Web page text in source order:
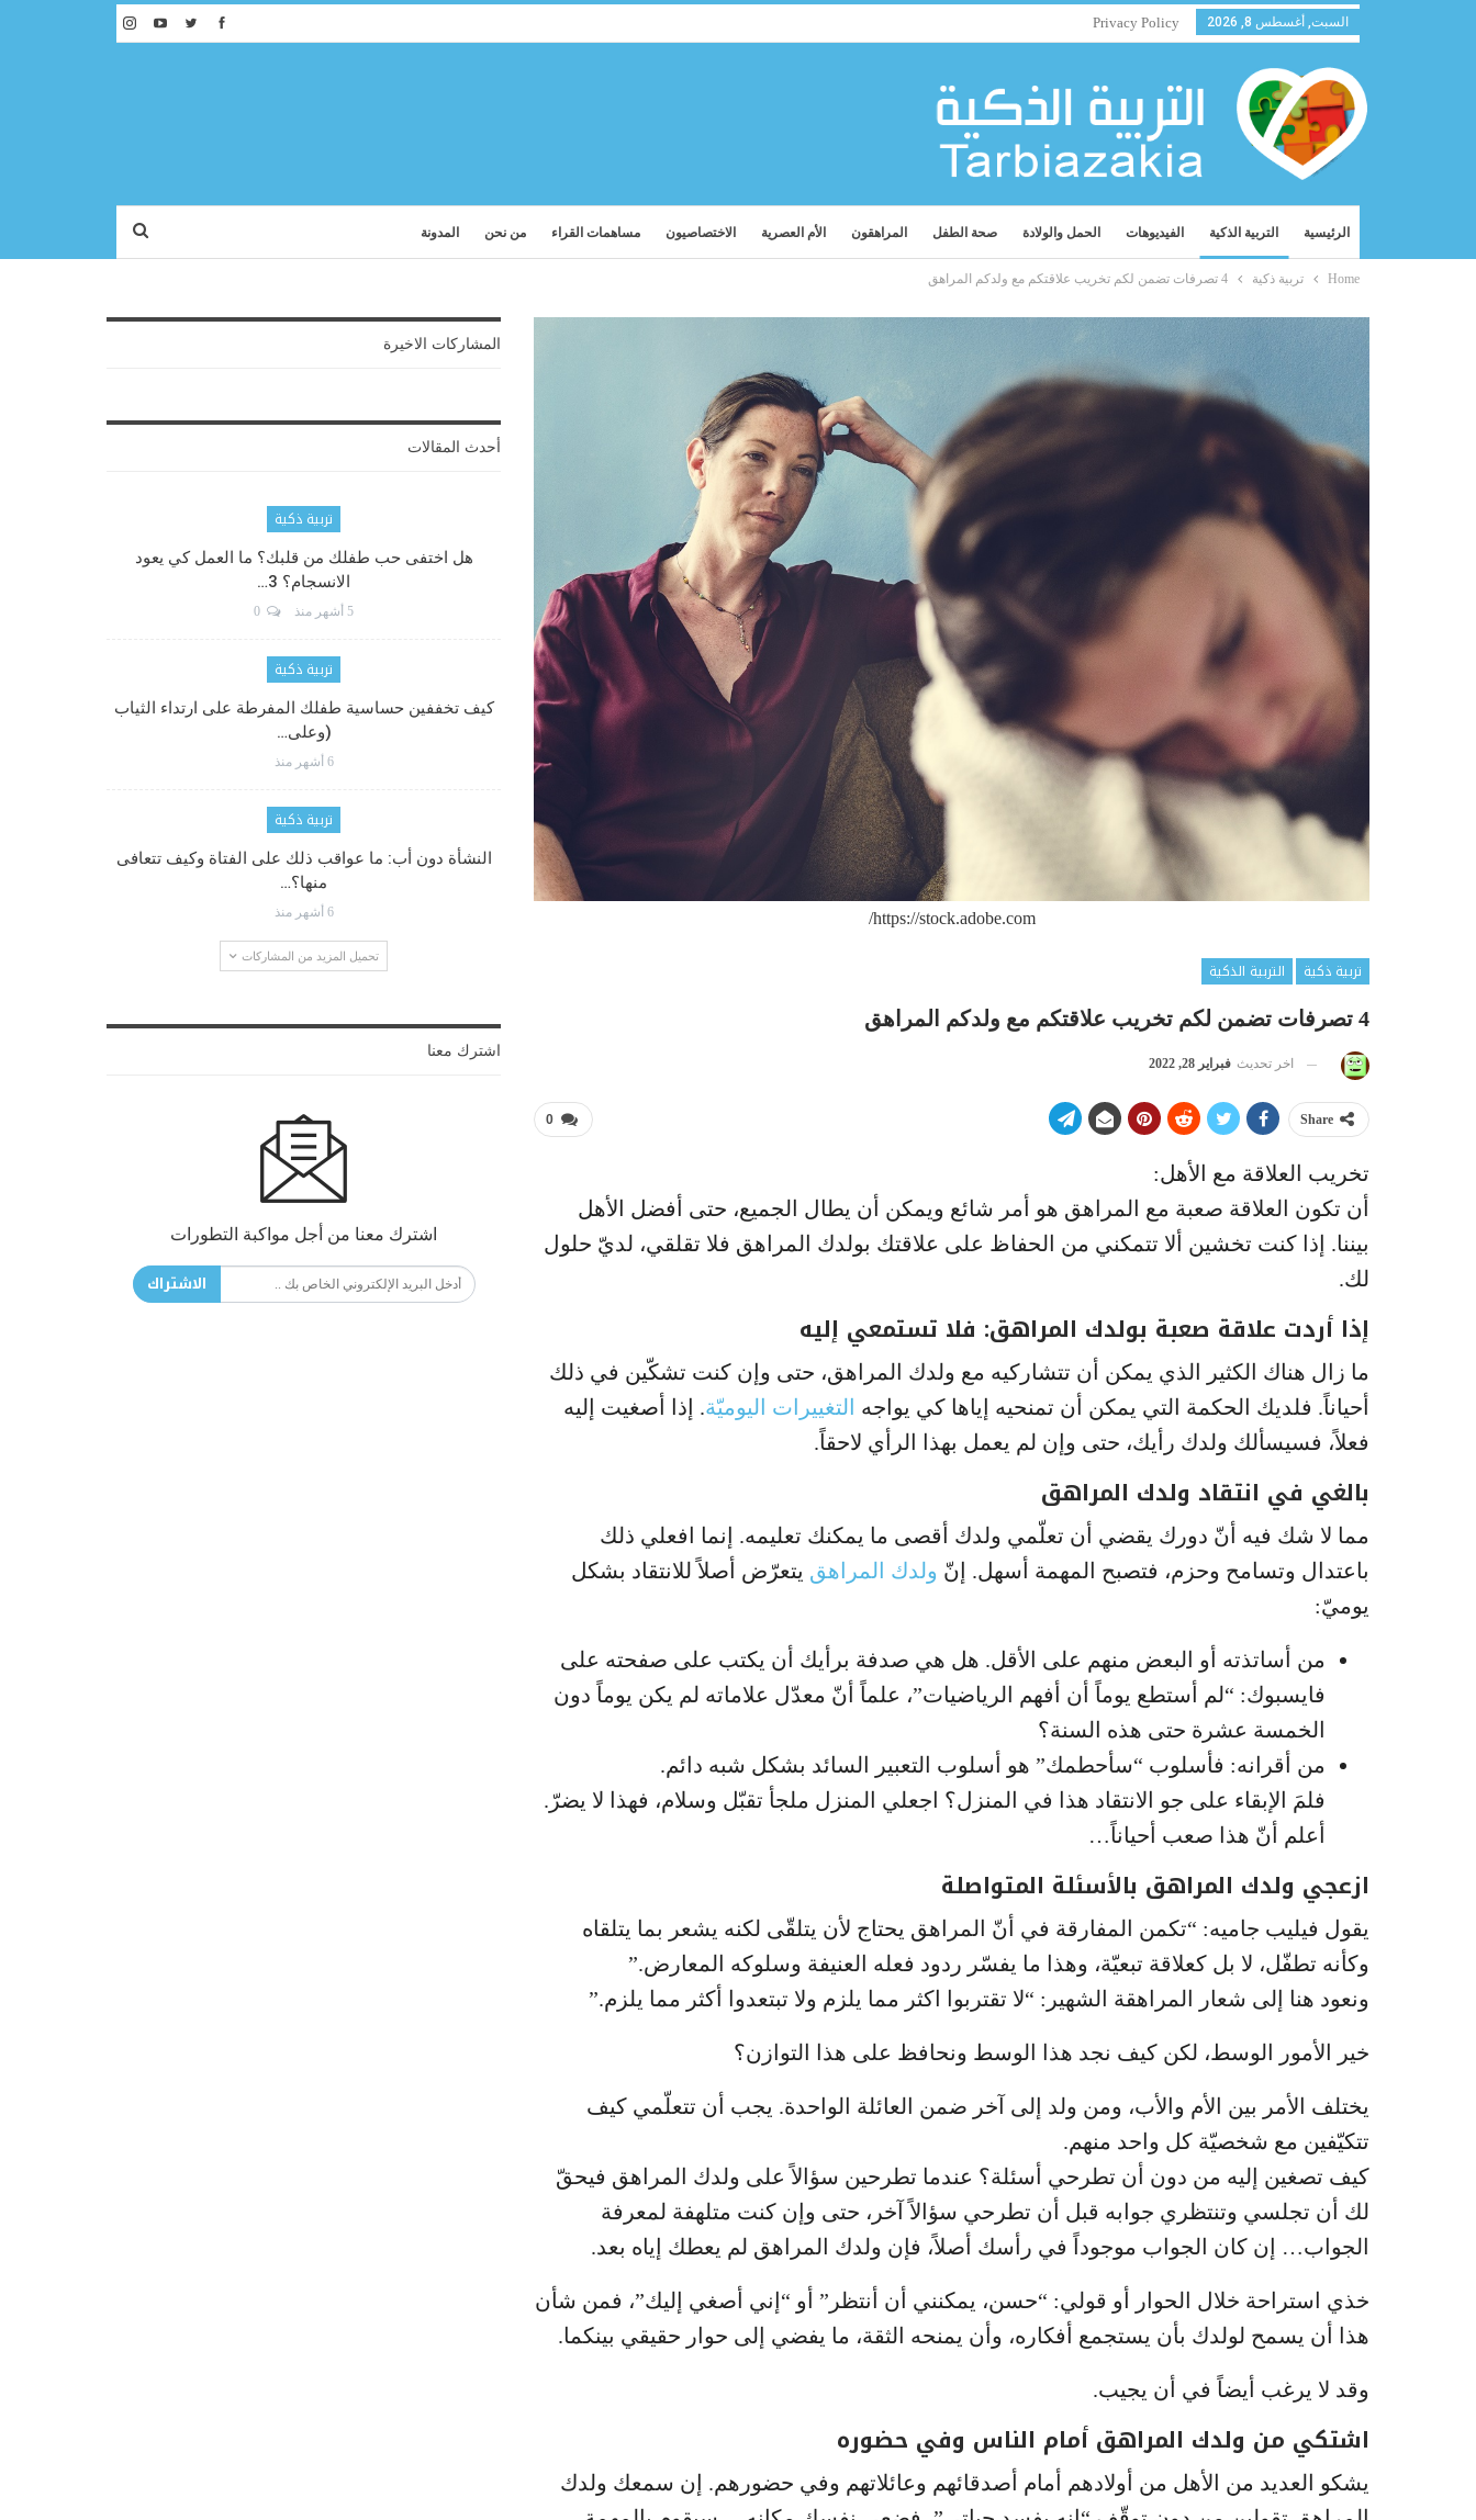
السبت, أغسطس 8, 2026 Privacy Policy
الرئيسية التربية الذكية الفيديوهات الحمل والولادة صحة الطفل المراهقون الأم العصرية الاختصاصيون مساهمات القراء من نحن المدونة
Home تربية ذكية 4 تصرفات تضمن لكم تخريب علاقتكم مع ولدكم المراهق
https://stock.adobe.com/
تربية ذكية
التربية الذكية
4 تصرفات تضمن لكم تخريب علاقتكم مع ولدكم المراهق
اخر تحديث فبراير 28, 2022
0 Share
تخريب العلاقة مع الأهل:
أن تكون العلاقة صعبة مع المراهق هو أمر شائع ويمكن أن يطال الجميع، حتى أفضل الأهل
بيننا. إذا كنت تخشين ألا تتمكني من الحفاظ على علاقتك بولدك المراهق فلا تقلقي، لديّ حلول
لك.
إذا أردت علاقة صعبة بولدك المراهق: فلا تستمعي إليه
ما زال هناك الكثير الذي يمكن أن تتشاركيه مع ولدك المراهق، حتى وإن كنت تشكّين في ذلك
أحياناً. فلديك الحكمة التي يمكن أن تمنحيه إياها كي يواجه التغييرات اليوميّة. إذا أصغيت إليه
فعلاً، فسيسألك ولدك رأيك، حتى وإن لم يعمل بهذا الرأي لاحقاً.
بالغي في انتقاد ولدك المراهق
مما لا شك فيه أنّ دورك يقضي أن تعلّمي ولدك أقصى ما يمكنك تعليمه. إنما افعلي ذلك
باعتدال وتسامح وحزم، فتصبح المهمة أسهل. إنّ ولدك المراهق يتعرّض أصلاً للانتقاد بشكل
يوميّ:
من أساتذته أو البعض منهم على الأقل. هل هي صدفة برأيك أن يكتب على صفحته على
فايسبوك: “لم أستطع يوماً أن أفهم الرياضيات”، علماً أنّ معدّل علاماته لم يكن يوماً دون
الخمسة عشرة حتى هذه السنة؟
من أقرانه: فأسلوب “سأحطمك” هو أسلوب التعبير السائد بشكل شبه دائم.
فلمَ الإبقاء على جو الانتقاد هذا في المنزل؟ اجعلي المنزل ملجأ تقبّل وسلام، فهذا لا يضرّ.
أعلم أنّ هذا صعب أحياناً…
ازعجي ولدك المراهق بالأسئلة المتواصلة
يقول فيليب جاميه: “تكمن المفارقة في أنّ المراهق يحتاج لأن يتلقّى لكنه يشعر بما يتلقاه
وكأنه تطفّل، لا بل كعلاقة تبعيّة، وهذا ما يفسّر ردود فعله العنيفة وسلوكه المعارض.”
ونعود هنا إلى شعار المراهقة الشهير: “لا تقتربوا اكثر مما يلزم ولا تبتعدوا أكثر مما يلزم.”
خير الأمور الوسط، لكن كيف نجد هذا الوسط ونحافظ على هذا التوازن؟
يختلف الأمر بين الأم والأب، ومن ولد إلى آخر ضمن العائلة الواحدة. يجب أن تتعلّمي كيف
تتكيّفين مع شخصيّة كل واحد منهم.
كيف تصغين إليه من دون أن تطرحي أسئلة؟ عندما تطرحين سؤالاً على ولدك المراهق فيحقّ
لك أن تجلسي وتنتظري جوابه قبل أن تطرحي سؤالاً آخر، حتى وإن كنت متلهفة لمعرفة
الجواب… إن كان الجواب موجوداً في رأسك أصلاً، فإن ولدك المراهق لم يعطك إياه بعد.
خذي استراحة خلال الحوار أو قولي: “حسن، يمكنني أن أنتظر” أو “إني أصغي إليك”، فمن شأن
هذا أن يسمح لولدك بأن يستجمع أفكاره، وأن يمنحه الثقة، ما يفضي إلى حوار حقيقي بينكما.
وقد لا يرغب أيضاً في أن يجيب.
اشتكي من ولدك المراهق أمام الناس وفي حضوره
يشكو العديد من الأهل من أولادهم أمام أصدقائهم وعائلاتهم وفي حضورهم. إن سمعك ولدك
المشاركات الاخيرة
أحدث المقالات
تربية ذكية
هل اختفى حب طفلك من قلبك؟ ما العمل كي يعود
الانسجام؟ 3…
5 أشهر منذ
تربية ذكية
كيف تخففين حساسية طفلك المفرطة على ارتداء الثياب
(وعلى…
6 أشهر منذ
تربية ذكية
النشأة دون أب: ما عواقب ذلك على الفتاة وكيف تتعافى
منها؟…
6 أشهر منذ
تحميل المزيد من المشاركات
اشترك معنا
اشترك معنا من أجل مواكبة التطورات
الاشتراك